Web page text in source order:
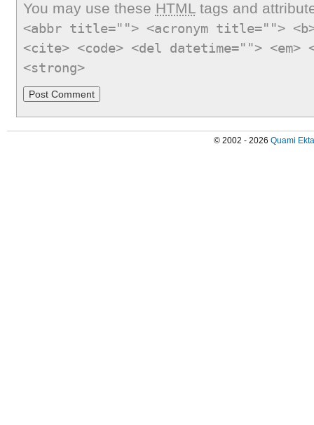
You may use these HTMLtags and
<abbr title=""> <acronym title="">
<cite> <code> <del datetime="">
<strong>
© 2002 - 2026 Quami